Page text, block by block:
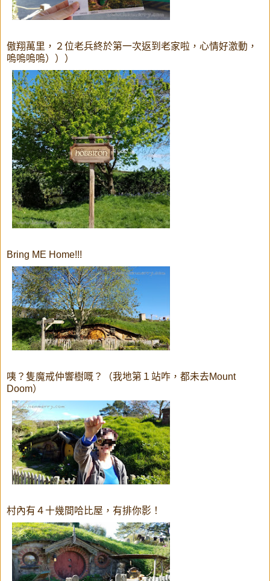
傲翔萬里，２位老兵終於第一次返到老家啦，心情好激動，
嗚嗚嗚嗚）））
Bring ME Home!!!
咦？隻魔戒仲響樹嘅？（我地第１站咋，都未去Mount
Doom）
村內有４十幾間哈比屋，有排你影！